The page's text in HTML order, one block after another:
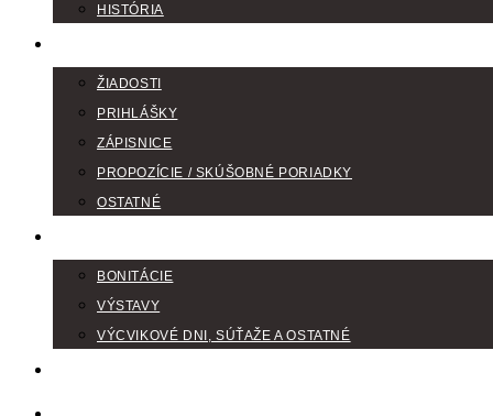
HISTÓRIA
ŽIADOSTI
PRIHLÁŠKY
ZÁPISNICE
PROPOZÍCIE / SKÚŠOBNÉ PORIADKY
OSTATNÉ
BONITÁCIE
VÝSTAVY
VÝCVIKOVÉ DNI, SÚŤAŽE A OSTATNÉ